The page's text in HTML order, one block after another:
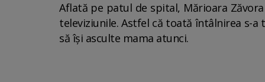
Aflată pe patul de spital, Mărioara
televiziunile. Astfel că toată întâlnirea s-
să își asculte mama atunci.